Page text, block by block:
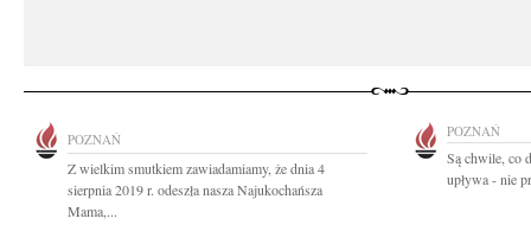
POZNAŃ
Z wielkim smutkiem zawiadamiamy, że dnia 4
sierpnia 2019 r. odeszła nasza Najukochańsza
Mama,...
POZNAŃ
Są chwile, co
upływa - nie